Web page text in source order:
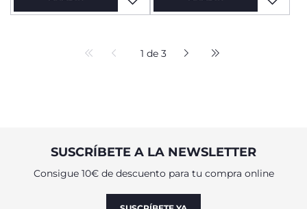
1 de 3
SUSCRÍBETE A LA NEWSLETTER
Consigue 10€ de descuento para tu compra online